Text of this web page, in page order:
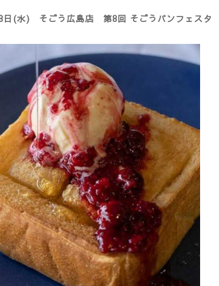
日(水) そごう広島店 第8回 そごうパンフェスタ